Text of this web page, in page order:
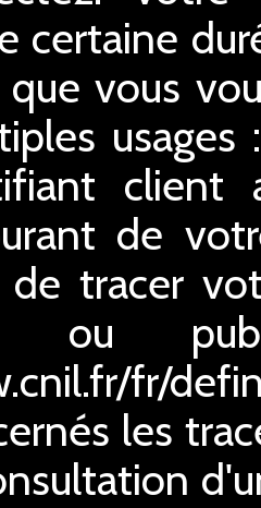
certaine
vous
usages
client
de
tracer
ou
fr/
les